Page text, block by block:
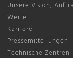
Unsere Vision,
Werte
Karriere
Pressemitteilungen
Technische Zentren